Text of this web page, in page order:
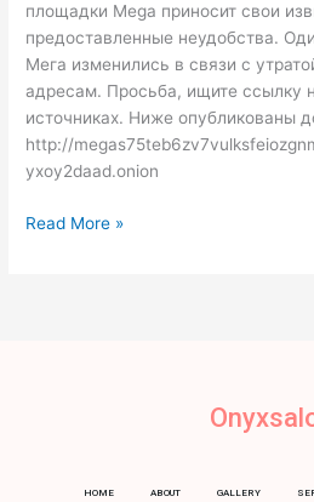
площадки Mega приносит свои
предоставленные неудобства.
Мега изменились в связи с
адресам. Просьба, ищите ссылку
источниках. Ниже опубликованы
http://
yxoy2daad.onion
Read More »
HOME ABOUT GALLERY